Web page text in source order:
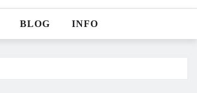
BLOG INFO